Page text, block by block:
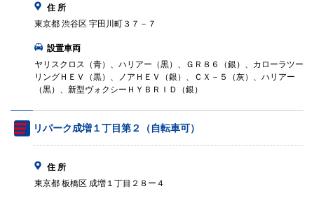
住 所
東京都 渋谷区 宇田川町３７－７
設置車両
ヤリスクロス（青）、ハリアー（黒）、ＧＲ８６（銀）、カローラツー
リングＨＥＶ（黒）、ノアＨＥＶ（銀）、ＣＸ－５（灰）、ハリアー
（黒）、新型ヴォクシーＨＹＢＲＩＤ（銀）
リパーク成増１丁目第２（自転車可）
住 所
東京都 板橋区 成増１丁目２８ー４